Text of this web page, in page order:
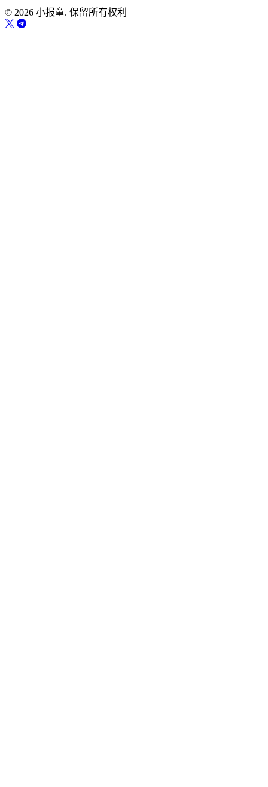
© 2026 小报童. 保留所有权利